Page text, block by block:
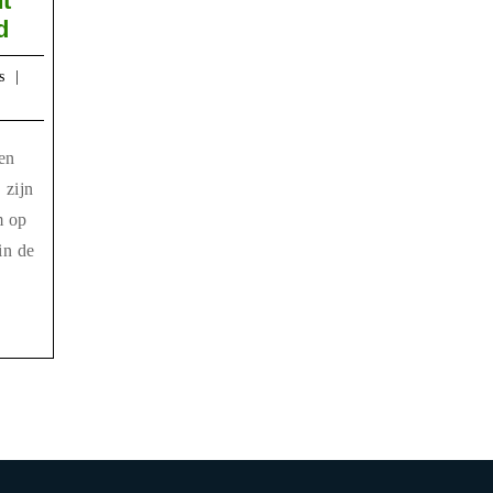
Koelteplekken
tegen
hitte
in
tijdens
code
rood
zijn
op
de